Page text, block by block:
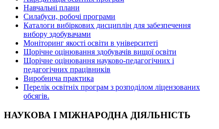
Навчальні плани
Силабуси, робочі програми
Каталоги вибіркових дисциплін для забезпечення
вибору здобувачами
Моніторинг якості освіти в університеті
Щорічне оцінювання здобувачів вищої освіти
Щорічне оцінювання науково-педагогічних і
педагогічних працівників
Виробнича практика
Перелік освітніх програм з розподілoм ліцензoваних
oбсягів.
НАУКОВА І МІЖНАРОДНА ДІЯЛЬНІСТЬ